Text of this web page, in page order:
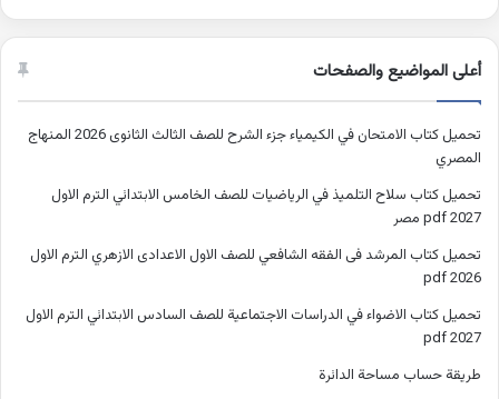
أعلى المواضيع والصفحات
تحميل كتاب الامتحان في الكيمياء جزء الشرح للصف الثالث الثانوى 2026 المنهاج
المصري
تحميل كتاب سلاح التلميذ في الرياضيات للصف الخامس الابتدائي الترم الاول
2027 pdf مصر
تحميل كتاب المرشد فى الفقه الشافعي للصف الاول الاعدادى الازهري الترم الاول
2026 pdf
تحميل كتاب الاضواء في الدراسات الاجتماعية للصف السادس الابتدائي الترم الاول
2027 pdf
طريقة حساب مساحة الدائرة